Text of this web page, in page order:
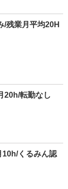
/残業月平均20H
20h/転勤なし
10h/くるみん認